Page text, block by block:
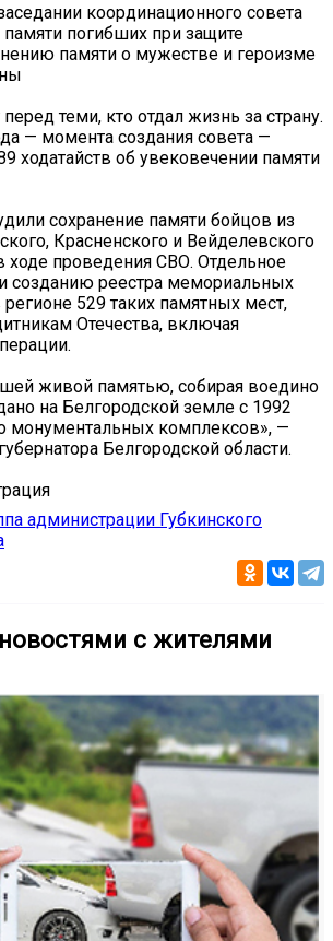
координационного совета
погибших при защите
памяти о мужестве и героизме
теми, кто отдал жизнь за страну.
— момента создания совета —
ходатайств об увековечении памяти
сохранение памяти бойцов из
Красненского и Вейделевского
ходе проведения СВО. Отдельное
созданию реестра мемориальных
529 таких памятных мест,
Отечества, включая
живой памятью, собирая воедино
на Белгородской земле с 1992
монументальных комплексов», —
Белгородской области.
администрации Губкинского
с жителями